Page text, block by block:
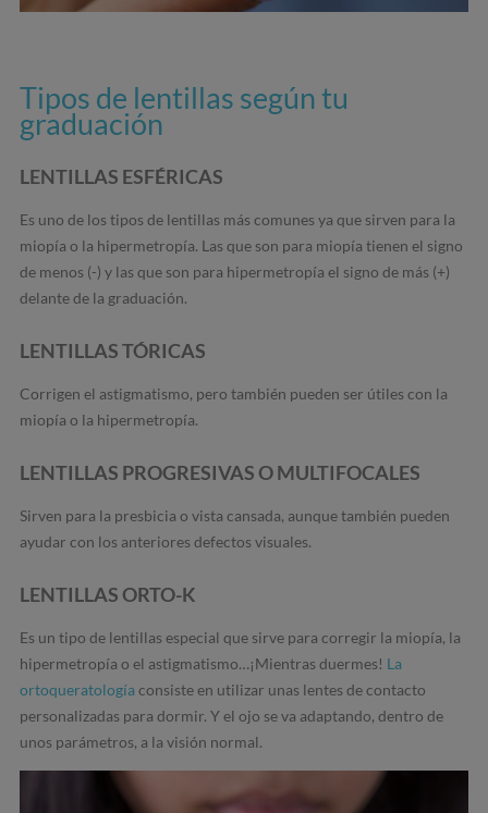
Tipos de lentillas según tu
graduación
LENTILLAS ESFÉRICAS
Es uno de los tipos de lentillas más comunes ya que sirven para la
miopía o la hipermetropía. Las que son para miopía tienen el signo
de menos (-) y las que son para hipermetropía el signo de más (+)
delante de la graduación.
LENTILLAS TÓRICAS
Corrigen el astigmatismo, pero también pueden ser útiles con la
miopía o la hipermetropía.
LENTILLAS PROGRESIVAS O MULTIFOCALES
Sirven para la presbicia o vista cansada, aunque también pueden
ayudar con los anteriores defectos visuales.
LENTILLAS ORTO-K
Es un tipo de lentillas especial que sirve para corregir la miopía, la
hipermetropía o el astigmatismo…¡Mientras duermes! La
ortoqueratología consiste en utilizar unas lentes de contacto
personalizadas para dormir. Y el ojo se va adaptando, dentro de
unos parámetros, a la visión normal.